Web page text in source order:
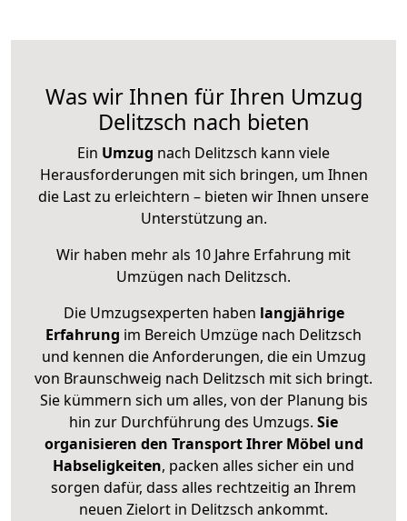
Was wir Ihnen für Ihren Umzug
Delitzsch nach bieten
Ein Umzug nach Delitzsch kann viele
Herausforderungen mit sich bringen, um Ihnen
die Last zu erleichtern – bieten wir Ihnen unsere
Unterstützung an.
Wir haben mehr als 10 Jahre Erfahrung mit
Umzügen nach Delitzsch.
Die Umzugsexperten haben langjährige
Erfahrung im Bereich Umzüge nach Delitzsch
und kennen die Anforderungen, die ein Umzug
von Braunschweig nach Delitzsch mit sich bringt.
Sie kümmern sich um alles, von der Planung bis
hin zur Durchführung des Umzugs. Sie
organisieren den Transport Ihrer Möbel und
Habseligkeiten, packen alles sicher ein und
sorgen dafür, dass alles rechtzeitig an Ihrem
neuen Zielort in Delitzsch ankommt.